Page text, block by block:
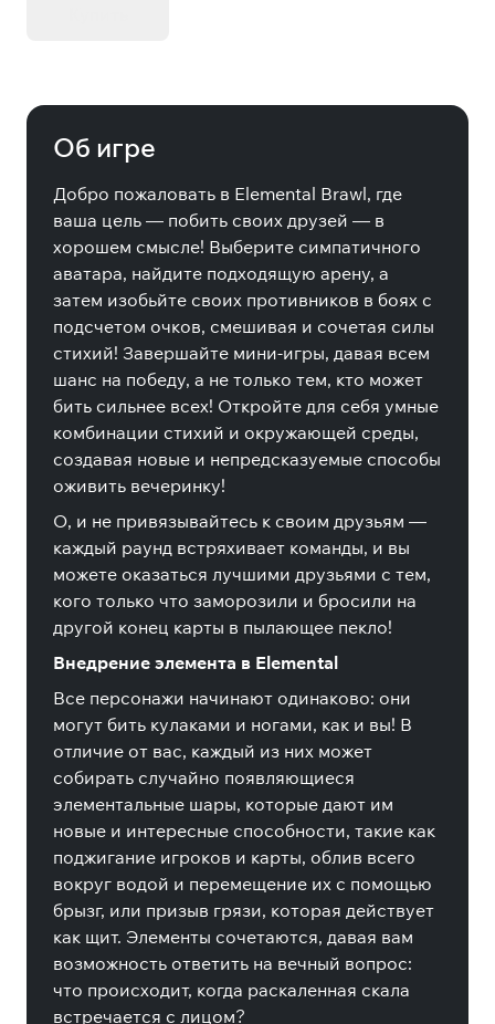
Об игре
Добро пожаловать в Elemental Brawl, где
ваша цель — побить своих друзей — в
хорошем смысле! Выберите симпатичного
аватара, найдите подходящую арену, а
затем изобьйте своих противников в боях с
подсчетом очков, смешивая и сочетая силы
стихий! Завершайте мини-игры, давая всем
шанс на победу, а не только тем, кто может
бить сильнее всех! Откройте для себя умные
комбинации стихий и окружающей среды,
создавая новые и непредсказуемые способы
оживить вечеринку!
О, и не привязывайтесь к своим друзьям —
каждый раунд встряхивает команды, и вы
можете оказаться лучшими друзьями с тем,
кого только что заморозили и бросили на
другой конец карты в пылающее пекло!
Внедрение элемента в Elemental
Все персонажи начинают одинаково: они
могут бить кулаками и ногами, как и вы! В
отличие от вас, каждый из них может
собирать случайно появляющиеся
элементальные шары, которые дают им
новые и интересные способности, такие как
поджигание игроков и карты, облив всего
вокруг водой и перемещение их с помощью
брызг, или призыв грязи, которая действует
как щит. Элементы сочетаются, давая вам
возможность ответить на вечный вопрос:
что происходит, когда раскаленная скала
встречается с лицом?